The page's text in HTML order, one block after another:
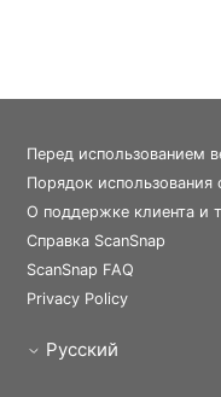
Перед использованием
Порядок использования
О поддержке клиента и
Справка ScanSnap
ScanSnap FAQ
Privacy Policy
Русский